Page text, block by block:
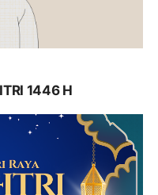
1446 H